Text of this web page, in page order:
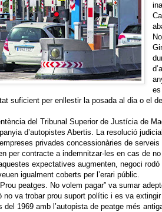
suficient per enllestir la posada al dia o el
del Tribunal Superior de Justícia de
d’autopistes Abertis. La resolució
privades concessionàries de
per contracte a indemnitzar-les en cas de
expectatives augmenten, negoci
igualment coberts per l’erari públic.
peatges. No volem pagar” va sumar
no va trobar prou suport polític i es va
del 1969 amb l’autopista de peatge més